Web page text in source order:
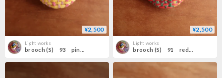
¥2,500
Light works
brooch (S) 93 pink×orange
¥2,500
Light works
brooch (S) 91 red×green